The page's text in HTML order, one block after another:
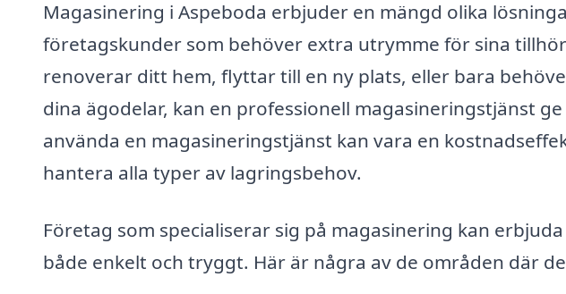
Magasinering i Aspeboda erbjuder en mängd olika
företagskunder som behöver extra utrymme för sina
renoverar ditt hem, flyttar till en ny plats, eller bara
dina ägodelar, kan en professionell magasineringstjänst
använda en magasineringstjänst kan vara en
hantera alla typer av lagringsbehov.
Företag som specialiserar sig på magasinering kan
både enkelt och tryggt. Här är några av de områden där